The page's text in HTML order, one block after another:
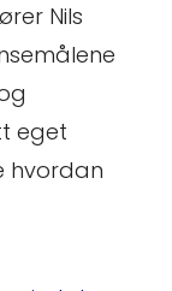
Nils
eget
hvordan